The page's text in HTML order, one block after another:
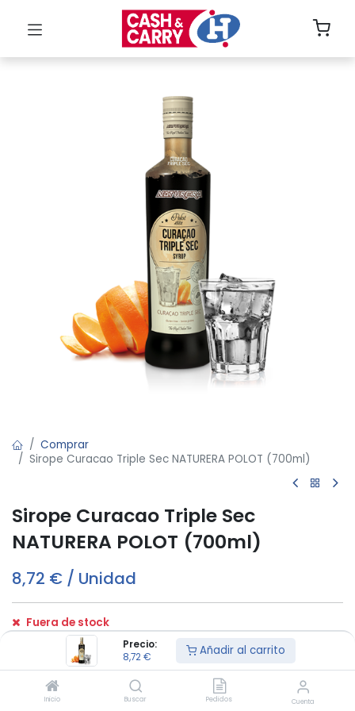
Precio:
8,72€ Añadir al carrito
Inicio Buscar Pedidos Cuenta
Comprar
Sirope Curacao Triple Sec NATURERA POLOT (700ml)
Sirope Curacao Triple Sec
NATURERA POLOT (700ml)
8,72 € / Unidad
Fuera de stock
Reciba una notificación cuando vuelva a estar disponible
Términos y condiciones: